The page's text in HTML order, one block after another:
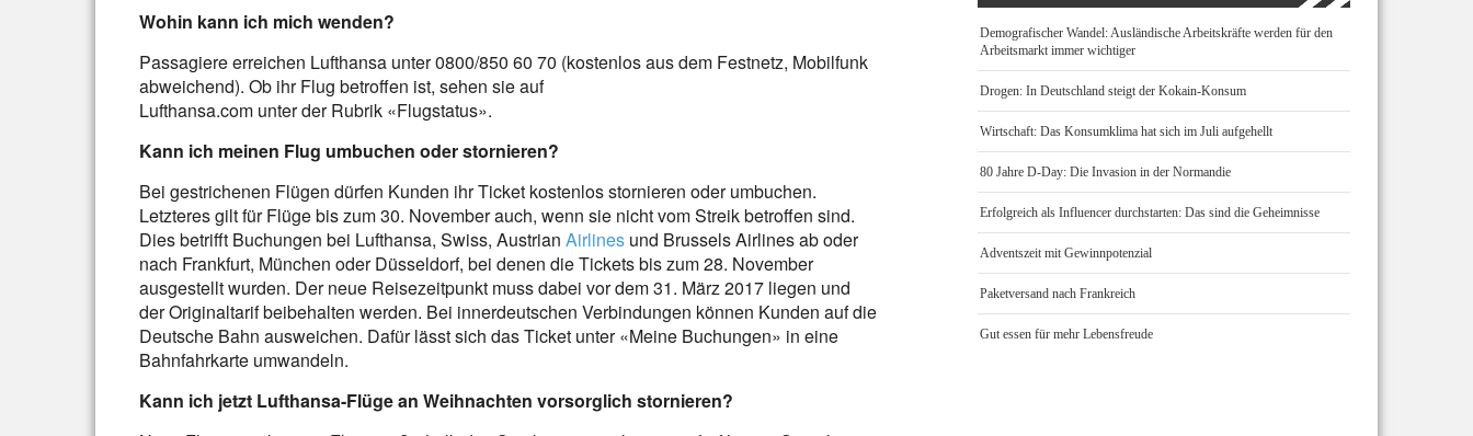
Wohin kann ich mich wenden?
Passagiere erreichen Lufthansa unter 0800/850 60 70 (kostenlos aus dem Festnetz, Mobilfunk
abweichend). Ob ihr Flug betroffen ist, sehen sie auf
Lufthansa.com unter der Rubrik «Flugstatus».
Kann ich meinen Flug umbuchen oder stornieren?
Bei gestrichenen Flügen dürfen Kunden ihr Ticket kostenlos stornieren oder umbuchen.
Letzteres gilt für Flüge bis zum 30. November auch, wenn sie nicht vom Streik betroffen sind.
Dies betrifft Buchungen bei Lufthansa, Swiss, Austrian Airlines und Brussels Airlines ab oder
nach Frankfurt, München oder Düsseldorf, bei denen die Tickets bis zum 28. November
ausgestellt wurden. Der neue Reisezeitpunkt muss dabei vor dem 31. März 2017 liegen und
der Originaltarif beibehalten werden. Bei innerdeutschen Verbindungen können Kunden auf die
Deutsche Bahn ausweichen. Dafür lässt sich das Ticket unter «Meine Buchungen» in eine
Bahnfahrkarte umwandeln.
Kann ich jetzt Lufthansa-Flüge an Weihnachten vorsorglich stornieren?
Demografischer Wandel: Ausländische Arbeitskräfte werden für den
Arbeitsmarkt immer wichtiger
Drogen: In Deutschland steigt der Kokain-Konsum
Wirtschaft: Das Konsumklima hat sich im Juli aufgehellt
80 Jahre D-Day: Die Invasion in der Normandie
Erfolgreich als Influencer durchstarten: Das sind die Geheimnisse
Adventszeit mit Gewinnpotenzial
Paketversand nach Frankreich
Gut essen für mehr Lebensfreude